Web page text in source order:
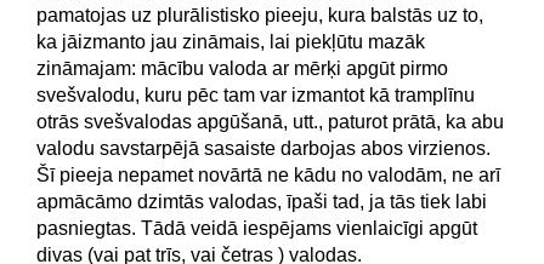
pamatojas uz plurālistisko pieeju, kura balstās uz to,
ka jāizmanto jau zināmais, lai piekļūtu mazāk
zināmajam: mācību valoda ar mērķi apgūt pirmo
svešvalodu, kuru pēc tam var izmantot kā tramplīnu
otrās svešvalodas apgūšanā, utt., paturot prātā, ka abu
valodu savstarpējā sasaiste darbojas abos virzienos.
Šī pieeja nepamet novārtā ne kādu no valodām, ne arī
apmācāmo dzimtās valodas, īpaši tad, ja tās tiek labi
pasniegtas. Tādā veidā iespējams vienlaicīgi apgūt
divas (vai pat trīs, vai četras ) valodas.